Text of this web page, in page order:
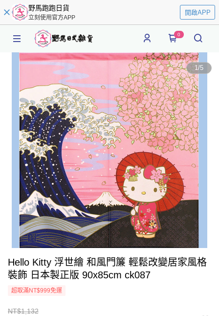
野馬跑跑日貨
立刻使用官方APP
開啟APP
0
1/5
Hello Kitty 浮世繪 和風門簾 輕鬆改變居家風格
裝飾 日本製正版 90x85cm ck087
超取滿NT$999免運
NT$1,132